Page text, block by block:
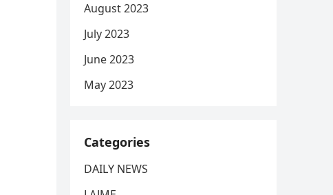
August 2023
July 2023
June 2023
May 2023
Categories
DAILY NEWS